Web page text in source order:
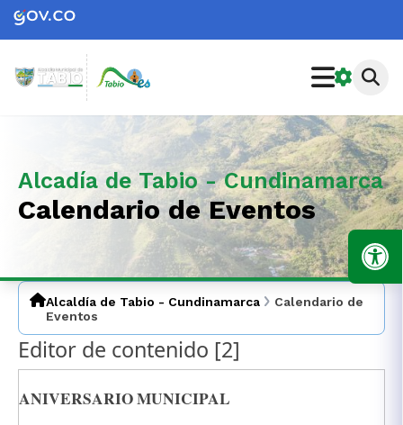
Alcadía de Tabio - Cundinamarca
Calendario de Eventos
Alcaldía de Tabio - Cundinamarca
Calendario de
Eventos
Editor de contenido ‭[2]‬
ANIVERSARIO MUNICIPAL